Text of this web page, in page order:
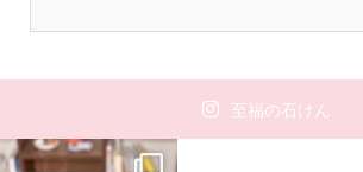
至福の石けん